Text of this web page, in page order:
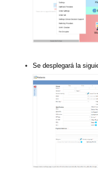
Se desplegará la